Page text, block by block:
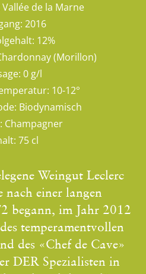
Vallée de la Marne
2016
12%
(Morillon)
0 g/l
10-12°
Biodynamisch
Champagner
75 cl
Weingut Leclerc
einer langen
begann, im Jahr 2012
temperamentvollen
des «Chef de Cave»
DER Spezialisten in